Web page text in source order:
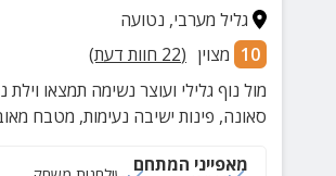
גליל מערבי, נטועה
10 מצוין (
22 חוות דעת)
מול נוף גלילי ועוצר נשימה תמצאו
סאונה, פינות ישיבה נעימות, מטבח
מאפייני המתחם